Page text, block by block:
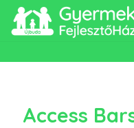
Access